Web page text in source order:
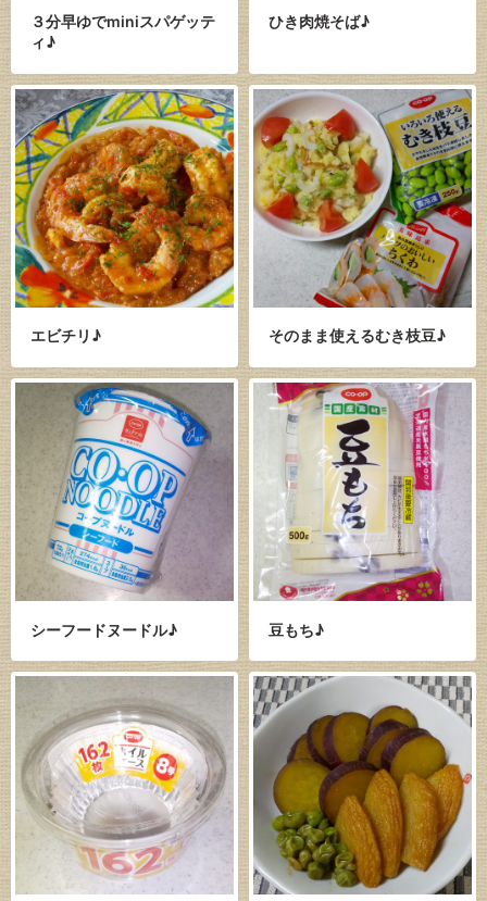
３分早ゆでminiスパゲッテ
ィ♪
ひき肉焼そば♪
エビチリ♪ そのまま使えるむき枝豆♪
シーフードヌードル♪ 豆もち♪